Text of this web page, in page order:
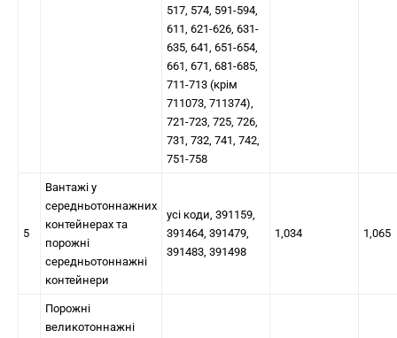
517, 574, 591-594,
611, 621-626, 631-
635, 641, 651-654,
661, 671, 681-685,
711-713 (крім
711073, 711374),
721-723, 725, 726,
731, 732, 741, 742,
751-758
5
Вантажі у
середньотоннажних
контейнерах та
порожні
середньотоннажні
контейнери
усі коди, 391159,
391464, 391479,
391483, 391498
1,034 1,065
Порожні
великотоннажні